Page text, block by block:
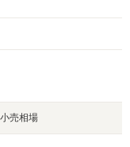
売相場